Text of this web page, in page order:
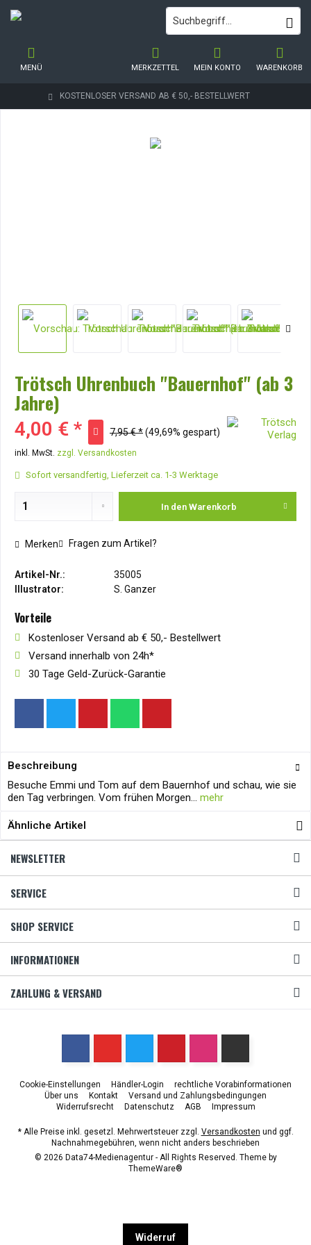
KOSTENLOSER VERSAND AB € 50,- BESTELLWERT
WARENKORB
MERKZETTEL MEIN KONTO
MENÜ
Trötsch Uhrenbuch "Bauernhof" (ab 3
Jahre)
4,00 € * 7,95 € *(49,69% gespart)
inkl. MwSt. zzgl. Versandkosten
Sofort versandfertig, Lieferzeit ca. 1-3 Werktage
In den Warenkorb
Merken Fragen zum Artikel?
Artikel-Nr.:
35005
Illustrator:
S. Ganzer
Vorteile
Kostenloser Versand ab € 50,- Bestellwert
Versand innerhalb von 24h*
30 Tage Geld-Zurück-Garantie
Beschreibung
Besuche Emmi und Tom auf dem Bauernhof und schau, wie sie
den Tag verbringen. Vom frühen Morgen... mehr
Ähnliche Artikel
NEWSLETTER
SERVICE
SHOP SERVICE
INFORMATIONEN
ZAHLUNG & VERSAND
Cookie-Einstellungen Händler-Login
rechtliche Vorabinformationen
Über uns
Kontakt
Versand und Zahlungsbedingungen
Widerrufsrecht
Datenschutz AGB Impressum
* Alle Preise inkl. gesetzl. Mehrwertsteuer zzgl. Versandkosten und ggf.
Nachnahmegebühren, wenn nicht anders beschrieben
© 2026 Data74-Medienagentur - All Rights Reserved. Theme by
ThemeWare®
Widerruf